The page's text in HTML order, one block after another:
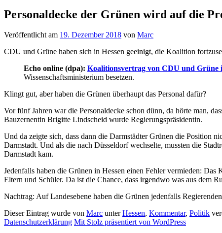
Personaldecke der Grünen wird auf die
Veröffentlicht am 19. Dezember 2018 von Marc
CDU und Grüne haben sich in Hessen geeinigt, die Koalition
Echo online (dpa): Koalitionsvertrag von CDU und Grüne
Wissenschaftsministerium besetzen.
Klingt gut, aber haben die Grünen überhaupt das Personal dafür?
Vor fünf Jahren war die Personaldecke schon dünn, da hörte man,
Bauzernentin Brigitte Lindscheid wurde Regierungspräsidentin.
Und da zeigte sich, dass dann die Darmstädter Grünen die Position
Darmstadt. Und als die nach Düsseldorf wechselte, mussten die
Darmstadt kam.
Jedenfalls haben die Grünen in Hessen einen Fehler vermieden:
Eltern und Schüler. Da ist die Chance, dass irgendwo was aus dem
Nachtrag: Auf Landesebene haben die Grünen jedenfalls
Dieser Eintrag wurde von Marc unterHessen, Kommentar, Politik
Datenschutzerklärung Mit Stolz präsentiert von WordPress